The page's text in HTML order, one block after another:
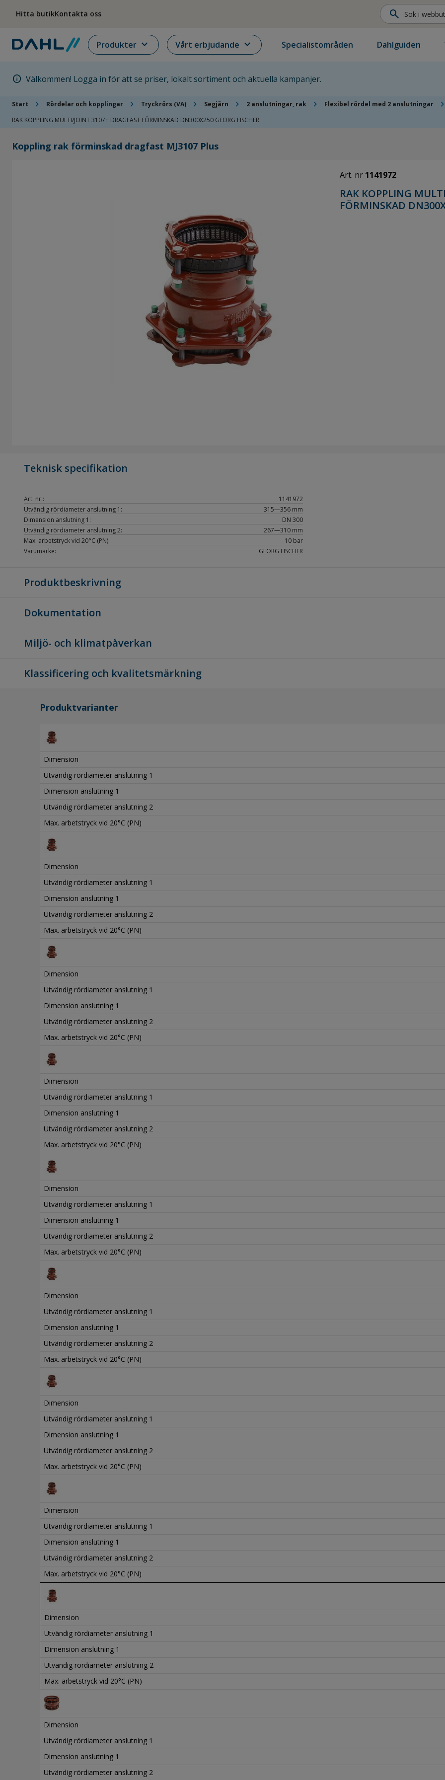
Hitta butikKontakta oss search
Produkter expand_more Vårt erbjudande expand_more Specialistområden Dahlguiden
info Välkommen! Logga in för att se priser, lokalt sortiment och aktuella kampanjer.
Start chevron_right Rördelar och kopplingar chevron_right Tryckrörs (VA) chevron_right Segjärn chevron_right 2 anslutningar, rak chevron_right Flexibel rördel med 2 anslutningar chevron_right
RAK KOPPLING MULTI/JOINT 3107+ DRAGFAST FÖRMINSKAD DN300X250 GEORG FISCHER
Koppling rak förminskad dragfast MJ3107 Plus
Art. nr 1141972
RAK KOPPLING
FÖRMINSKAD
Teknisk specifikation
Art. nr.:
1141972
Utvändig rördiameter anslutning 1:
315—356 mm
Dimension anslutning 1:
DN 300
Utvändig rördiameter anslutning 2:
267—310 mm
Max. arbetstryck vid 20°C (PN):
10 bar
Varumärke:
GEORG FISCHER
Produktbeskrivning
Dokumentation
Miljö- och klimatpåverkan
Klassificering och kvalitetsmärkning
Produktvarianter
Dimension
Utvändig rördiameter anslutning 1
Dimension anslutning 1
Utvändig rördiameter anslutning 2
Max. arbetstryck vid 20°C (PN)
Dimension
Utvändig rördiameter anslutning 1
Dimension anslutning 1
Utvändig rördiameter anslutning 2
Max. arbetstryck vid 20°C (PN)
Dimension
Utvändig rördiameter anslutning 1
Dimension anslutning 1
Utvändig rördiameter anslutning 2
Max. arbetstryck vid 20°C (PN)
Dimension
Utvändig rördiameter anslutning 1
Dimension anslutning 1
Utvändig rördiameter anslutning 2
Max. arbetstryck vid 20°C (PN)
Dimension
Utvändig rördiameter anslutning 1
Dimension anslutning 1
Utvändig rördiameter anslutning 2
Max. arbetstryck vid 20°C (PN)
Dimension
Utvändig rördiameter anslutning 1
Dimension anslutning 1
Utvändig rördiameter anslutning 2
Max. arbetstryck vid 20°C (PN)
Dimension
Utvändig rördiameter anslutning 1
Dimension anslutning 1
Utvändig rördiameter anslutning 2
Max. arbetstryck vid 20°C (PN)
Dimension
Utvändig rördiameter anslutning 1
Dimension anslutning 1
Utvändig rördiameter anslutning 2
Max. arbetstryck vid 20°C (PN)
Dimension
Utvändig rördiameter anslutning 1
Dimension anslutning 1
Utvändig rördiameter anslutning 2
Max. arbetstryck vid 20°C (PN)
Dimension
Utvändig rördiameter anslutning 1
Dimension anslutning 1
Utvändig rördiameter anslutning 2